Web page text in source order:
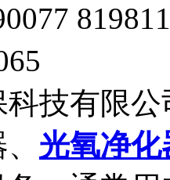
技有限
光氧净化